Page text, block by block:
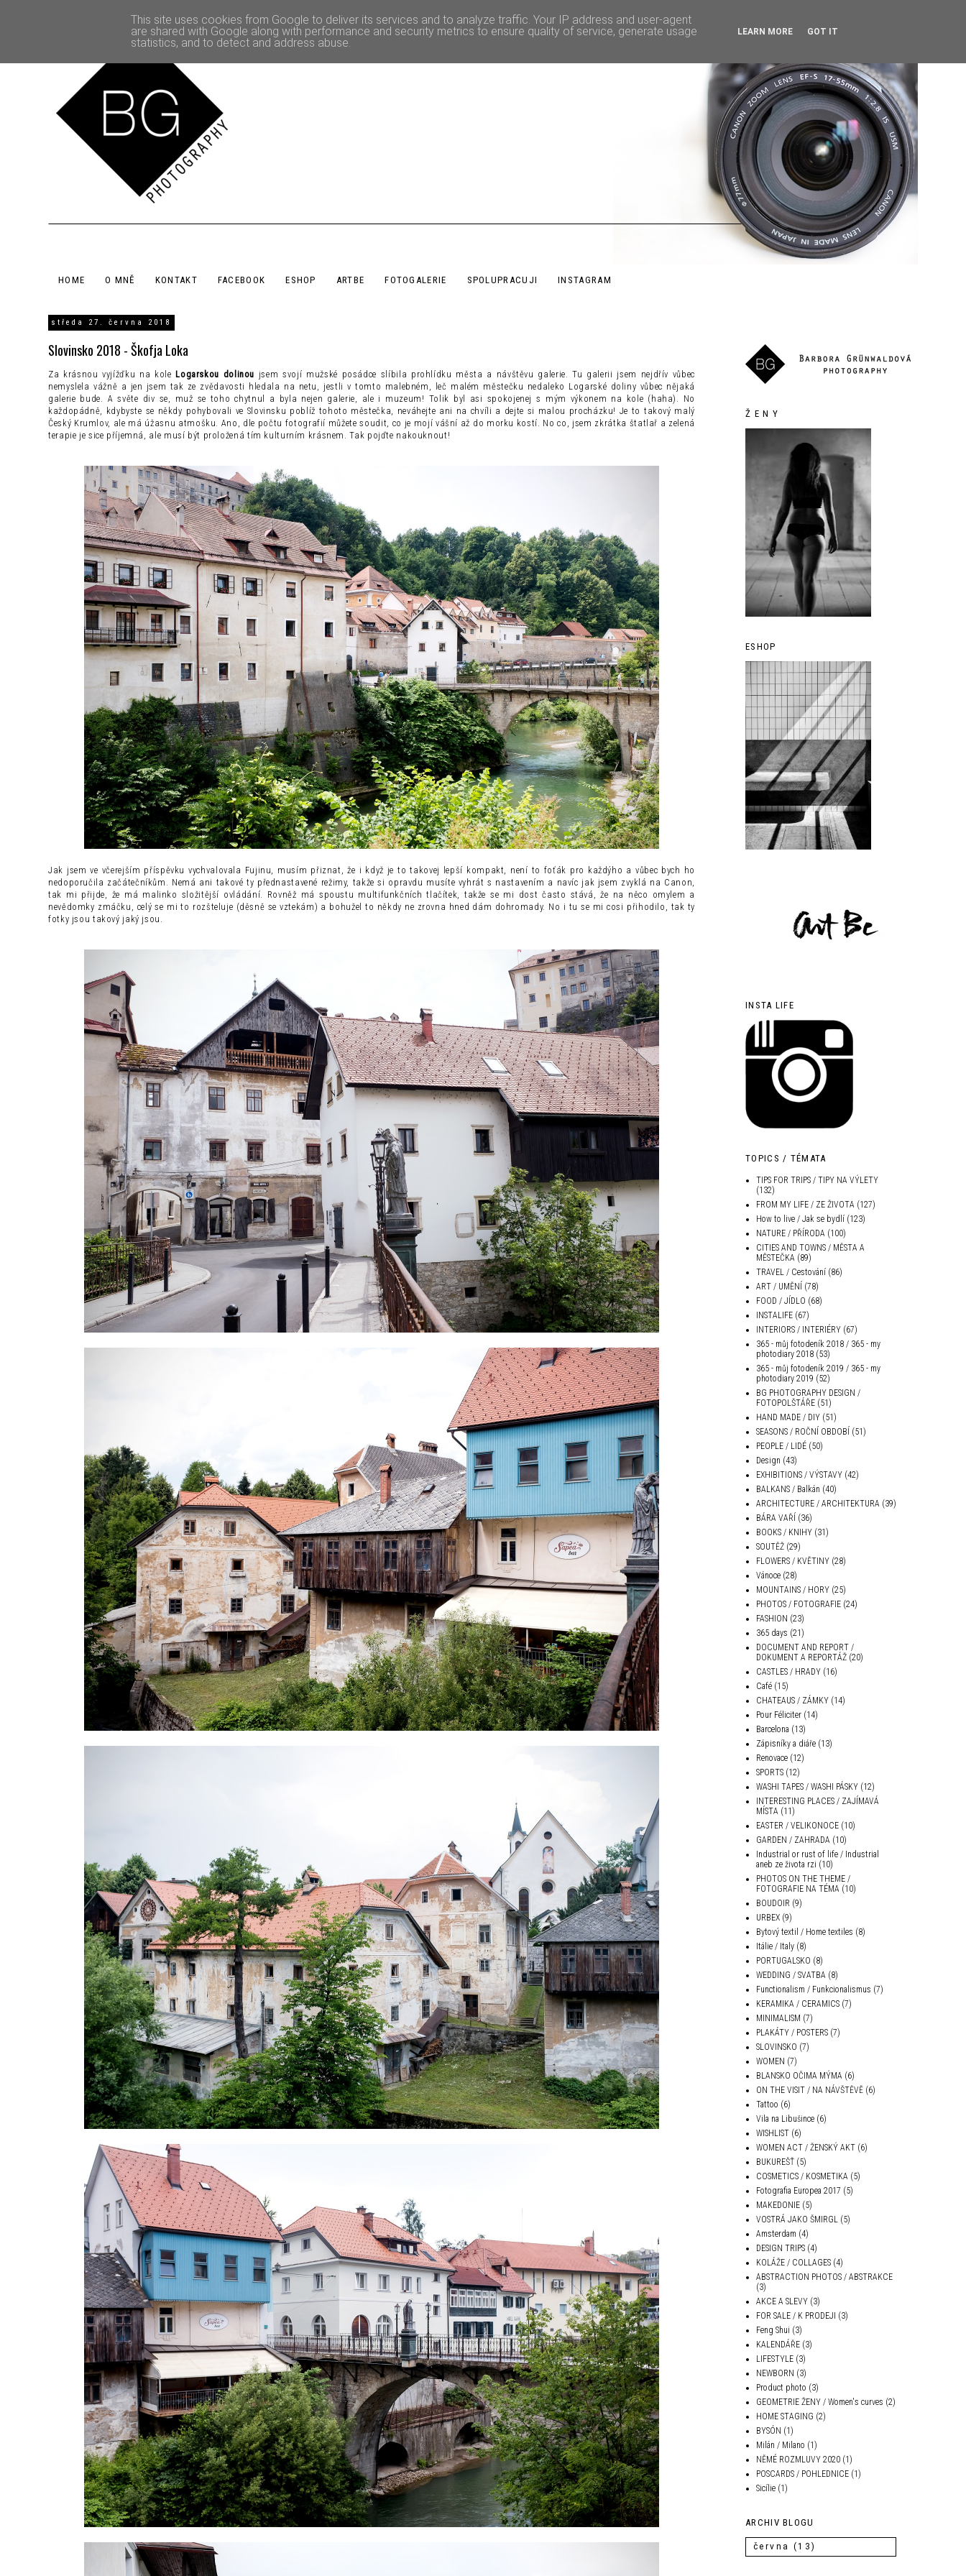
HOME O MNĚ KONTAKT FACEBOOK ESHOP ARTBE FOTOGALERIE SPOLUPRACUJI INSTAGRAM
středa 27. června 2018
Slovinsko 2018 - Škofja Loka
Za krásnou vyjížďku na koleLogarskou dolinou jsem svojí mužské posádce slíbila prohlídku města a návštěvu galerie. Tu galerii jsem nejdřív vůbec
nemyslela vážně a jen jsem tak ze zvědavosti hledala na netu, jestli v tomto malebném, leč malém městečku nedaleko Logarské doliny vůbec nějaká
galerie bude. A světe div se, muž se toho chytnul a byla nejen galerie, ale i muzeum! Tolik byl asi spokojenej s mým výkonem na kole (haha). No
každopádně, kdybyste se někdy pohybovali ve Slovinsku poblíž tohoto městečka, neváhejte ani na chvíli a dejte si malou procházku! Je to takový malý
Český Krumlov, ale má úžasnu atmošku. Ano, dle počtu fotografií můžete soudit, co je mojí vášní až do morku kostí. No co, jsem zkrátka štatlař a zelená
terapie je sice příjemná, ale musí být proložená tím kulturním krásnem. Tak pojďte nakouknout!
Jak jsem ve včerejším příspěvku vychvalovala Fujinu, musím přiznat, že i když je to takovej lepší kompakt, není to foťák pro každýho a vůbec bych ho
nedoporučila začátečníkům. Nemá ani takové ty přednastavené režimy, takže si opravdu musíte vyhrát s nastavením a navíc jak jsem zvyklá na Canon,
tak mi přijde, že má malinko složitější ovládání. Rovněž má spoustu multifunkčních tlačítek, takže se mi dost často stává, že na něco omylem a
nevědomky zmáčku, celý se mi to rozšteluje (děsně se vztekám) a bohužel to někdy ne zrovna hned dám dohromady. No i tu se mi cosi přihodilo, tak ty
fotky jsou takový jaký jsou.
Ž E N Y
ESHOP
INSTA LIFE
TOPICS / TÉMATA
TIPS FOR TRIPS / TIPY NA VÝLETY
(132)
FROM MY LIFE / ZE ŽIVOTA (127)
How to live / Jak se bydlí (123)
NATURE / PŘÍRODA (100)
CITIES AND TOWNS / MĚSTA A
MĚSTEČKA (89)
TRAVEL / Cestování (86)
ART / UMĚNÍ (78)
FOOD / JÍDLO (68)
INSTALIFE (67)
INTERIORS / INTERIÉRY (67)
365 - můj fotodeník 2018 / 365 - my
photodiary 2018 (53)
365 - můj fotodeník 2019 / 365 - my
photodiary 2019 (52)
BG PHOTOGRAPHY DESIGN /
FOTOPOLŠTÁŘE (51)
HAND MADE / DIY (51)
SEASONS / ROČNÍ OBDOBÍ (51)
PEOPLE / LIDÉ (50)
Design (43)
EXHIBITIONS / VÝSTAVY (42)
BALKANS / Balkán (40)
ARCHITECTURE / ARCHITEKTURA (39)
BÁRA VAŘÍ (36)
BOOKS / KNIHY (31)
SOUTĚŽ (29)
FLOWERS / KVĚTINY (28)
Vánoce (28)
MOUNTAINS / HORY (25)
PHOTOS / FOTOGRAFIE (24)
FASHION (23)
365 days (21)
DOCUMENT AND REPORT /
DOKUMENT A REPORTÁŽ (20)
CASTLES / HRADY (16)
Café (15)
CHATEAUS / ZÁMKY (14)
Pour Féliciter (14)
Barcelona (13)
Zápisníky a diáře (13)
Renovace (12)
SPORTS (12)
WASHI TAPES / WASHI PÁSKY (12)
INTERESTING PLACES / ZAJÍMAVÁ
MÍSTA (11)
EASTER / VELIKONOCE (10)
GARDEN / ZAHRADA (10)
Industrial or rust of life / Industrial
aneb ze života rzi (10)
PHOTOS ON THE THEME /
FOTOGRAFIE NA TÉMA (10)
BOUDOIR (9)
URBEX (9)
Bytový textil / Home textiles (8)
Itálie / Italy (8)
PORTUGALSKO (8)
WEDDING / SVATBA (8)
Functionalism / Funkcionalismus (7)
KERAMIKA / CERAMICS (7)
MINIMALISM (7)
PLAKÁTY / POSTERS (7)
SLOVINSKO (7)
WOMEN (7)
BLANSKO OČIMA MÝMA (6)
ON THE VISIT / NA NÁVŠTĚVĚ (6)
Tattoo (6)
Vila na Libušince (6)
WISHLIST (6)
WOMEN ACT / ŽENSKÝ AKT (6)
BUKUREŠŤ (5)
COSMETICS / KOSMETIKA (5)
Fotografia Europea 2017 (5)
MAKEDONIE (5)
VOSTRÁ JAKO ŠMIRGL (5)
Amsterdam (4)
DESIGN TRIPS (4)
KOLÁŽE / COLLAGES (4)
ABSTRACTION PHOTOS / ABSTRAKCE
(3)
AKCE A SLEVY (3)
FOR SALE / K PRODEJI (3)
Feng Shui (3)
KALENDÁŘE (3)
LIFESTYLE (3)
NEWBORN (3)
Product photo (3)
GEOMETRIE ŽENY / Women's curves (2)
HOME STAGING (2)
BYSÓN (1)
Milán / Milano (1)
NĚMÉ ROZMLUVY 2020 (1)
POSCARDS / POHLEDNICE (1)
Sicílie (1)
ARCHIV BLOGU
This site uses cookies from Google to deliver its services and to analyze traffic. Your IP address and user-agent
are shared with Google along with performance and security metrics to ensure quality of service, generate usage
statistics, and to detect and address abuse.
LEARN MORE GOT IT